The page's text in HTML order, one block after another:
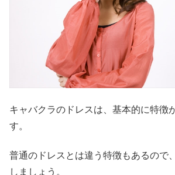
キャバクラのドレスは、基本的に特徴
す。
普通のドレスとは違う特徴もあるので
しましょう。